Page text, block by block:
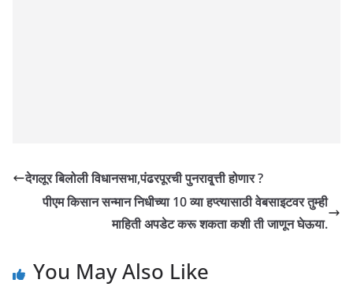
देगलूर बिलोली विधानसभा,पंढरपूरची पुनरावृ्त्ती होणार ?
पीएम किसान सन्मान निधीच्या 10 व्या हप्त्यासाठी वेबसाइटवर तुम्ही
माहिती अपडेट करू शकता कशी ती जाणून घेऊया.
You May Also Like